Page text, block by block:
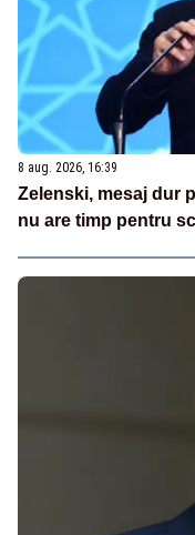
8 aug. 2026, 16:39
Zelenski, mesaj dur
nu are timp pentru